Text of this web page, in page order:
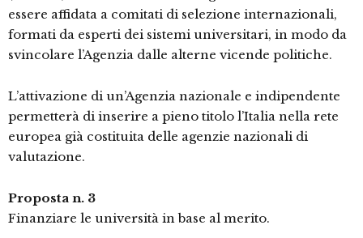
essere affidata a comitati di selezione internazionali,
formati da esperti dei sistemi universitari, in modo da
svincolare l’Agenzia dalle alterne vicende politiche.
L’attivazione di un’Agenzia nazionale e indipendente
permetterà di inserire a pieno titolo l’Italia nella rete
europea già costituita delle agenzie nazionali di
valutazione.
Proposta n. 3
Finanziare le università in base al merito.